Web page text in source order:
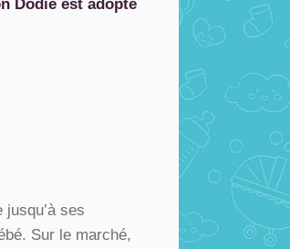
Dodie est adopté
ses
Sur le marché,